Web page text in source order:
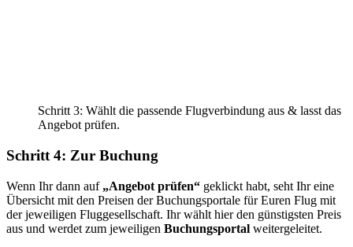
Schritt 3: Wählt die passende Flugverbindung aus & lasst das
Angebot prüfen.
Schritt 4: Zur Buchung
Wenn Ihr dann auf „Angebot prüfen“ geklickt habt, seht Ihr eine
Übersicht mit den Preisen der Buchungsportale für Euren Flug mit
der jeweiligen Fluggesellschaft. Ihr wählt hier den günstigsten Preis
aus und werdet zum jeweiligen Buchungsportal weitergeleitet.